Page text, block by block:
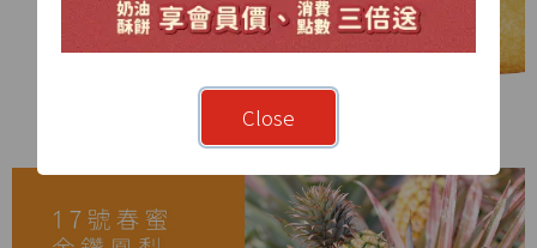
Close